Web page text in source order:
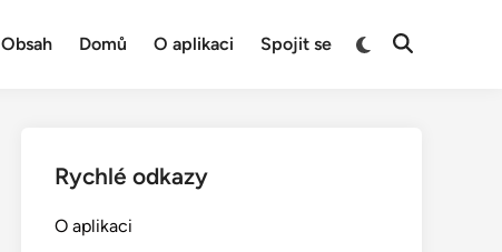
Obsah Domů O aplikaci Spojit se
Switch
Open
Rychlé odkazy
O aplikaci